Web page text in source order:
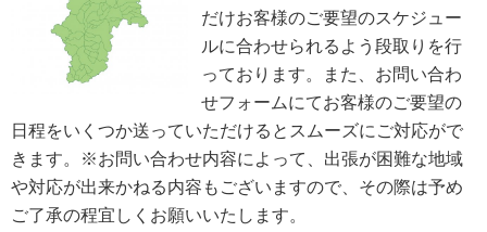
だけお客様のご要望のスケジュー
ルに合わせられるよう段取りを行
っております。また、お問い合わ
せフォームにてお客様のご要望の
日程をいくつか送っていただけるとスムーズにご対応がで
きます。※お問い合わせ内容によって、出張が困難な地域
や対応が出来かねる内容もございますので、その際は予め
ご了承の程宜しくお願いいたします。